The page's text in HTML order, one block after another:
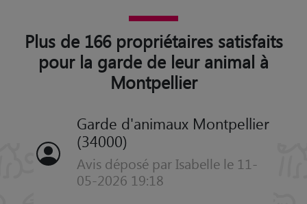
Plus de 166 propriétaires satisfaits
pour la garde de leur animal à
Montpellier
Garde d'animaux Montpellier
(34000)
Avis déposé par Isabelle le 11-
05-2026 19:18